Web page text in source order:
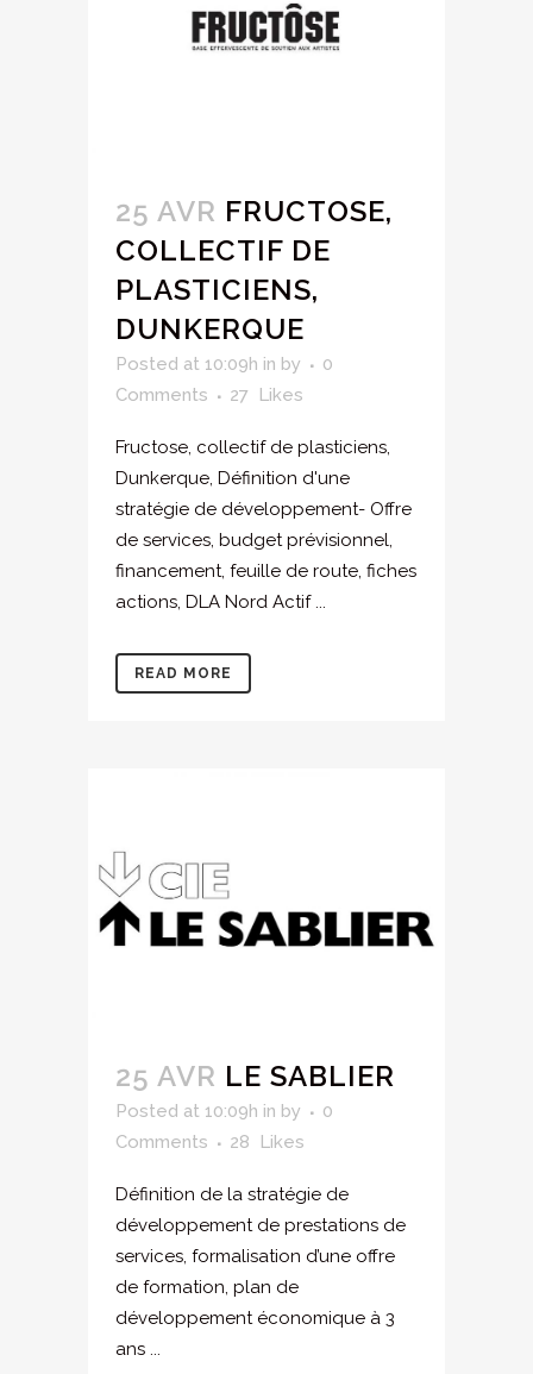
25 AVR FRUCTOSE,
COLLECTIF DE
PLASTICIENS,
DUNKERQUE
Posted at 10:09h in by
0
Comments
27 Likes
Fructose, collectif de plasticiens,
Dunkerque, Définition d'une
stratégie de développement- Offre
de services, budget prévisionnel,
financement, feuille de route, fiches
actions, DLA Nord Actif ...
READ MORE
25 AVR LE SABLIER
Posted at 10:09h in by
0
Comments
28 Likes
Définition de la stratégie de
développement de prestations de
services, formalisation d’une offre
de formation, plan de
développement économique à 3
ans ...